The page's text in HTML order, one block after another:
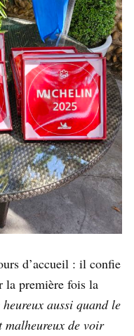
d’accueil : il confie
la première fois la
heureux aussi quand le
malheureux de voir